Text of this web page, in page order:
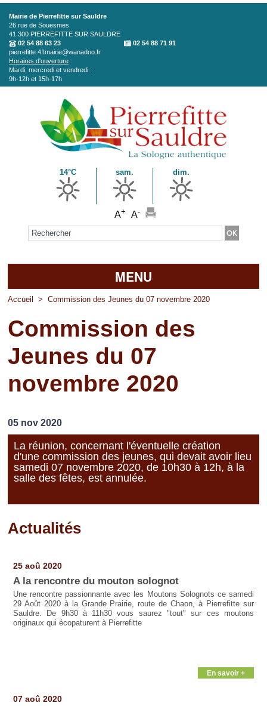
Aller au contenu principal
Mairie de Pierrefitte sur Sauldre
26 rue de Souesmes
41 300 PIERREFITTE SUR SAULDRE
02 54 88 63 23
02 54 88 71 91
pierrefitte.41mairie@wanadoo.fr
Horaires d'ouverture :
Mardi, mercredi et vendredi :
9h-12h et 15h-17h
14°C sam. dim.
A+ A-
Formulaire de recherche
MENU
Accueil
La mairie
Découvrir Pierrefitte
Vie pratique
Accueil > Commission des Jeunes du 07 novembre 2020
Commission des
Jeunes du 07
novembre 2020
05 nov 2020
La réunion, concernant l'éventuelle création
d'une commission des jeunes, qui devait avoir lieu
samedi 07 novembre 2020, de 10h30 à 12h, à la
salle des fêtes, est annulée.
Actualités
25 aoû 2020
A la rencontre du mouton solognot
Une rencontre passionnante avec les Moutons Solognots ce samedi
29 Août 2020 à la Grande Prairie, route de Chaon, à Pierrefitte sur
Sauldre. De 9h30 à 11h30 vous saurez "tout" sur ces moutons
originaux qui écopaturent à Pierrefitte
En savoir +
07 aoû 2020
Pages